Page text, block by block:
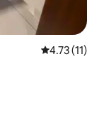
Calificación
4.73 (11)